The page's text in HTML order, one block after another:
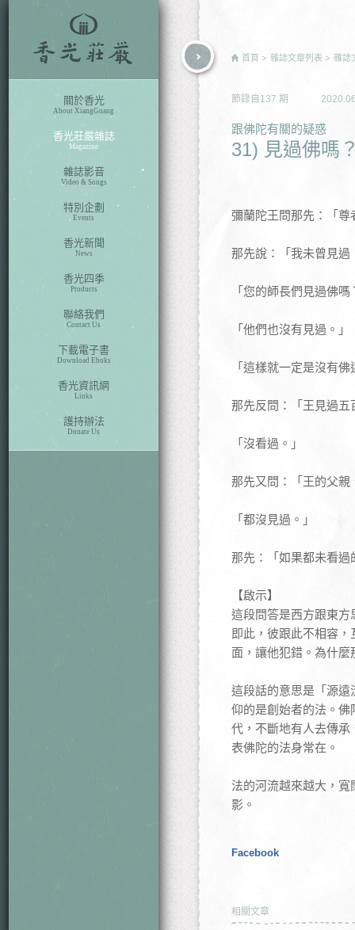
關於香光
About XiangGuang
香光莊嚴雜誌
Magazine
雜誌影音
Video & Songs
特別企劃
Events
香光新聞
News
香光四季
Products
聯絡我們
Contact Us
下載電子書
Download Eboks
香光資訊網
Links
護持辦法
Donate Us
首頁 雜誌文章列表 雜誌
節錄自 137 期
跟佛陀有關的疑惑
31) 見過佛嗎
彌蘭陀王問那先：「尊
那先說：「我未曾見過
「您的師長們見過佛嗎
「他們也沒有見過。」
「這樣就一定是沒有
那先反問：「王見過
「沒看過。」
那先又問：「王的父
「都沒見過。」
那先：「如果都未看
【啟示】
這段問答是西方跟東
即此，彼跟此不相容
面，讓他犯錯。為什
這段話的意思是「源
仰的是創始者的法。
代，不斷地有人去傳
表佛陀的法身常在。
法的河流越來越大，
影。
Facebook
相關文章